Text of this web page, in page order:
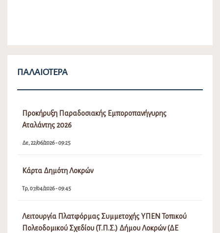
ΠΑΛΑΙΌΤΕΡΑ
Προκήρυξη Παραδοσιακής Εμποροπανήγυρης
Αταλάντης 2026
Δε, 22/06/2026 - 09:25
Κάρτα Δημότη Λοκρών
Τρ, 07/04/2026 - 09:45
Λειτουργία Πλατφόρμας Συμμετοχής ΥΠΕΝ Τοπικού
Πολεοδομικού Σχεδίου (Τ.Π.Σ.) Δήμου Λοκρών (ΔΕ